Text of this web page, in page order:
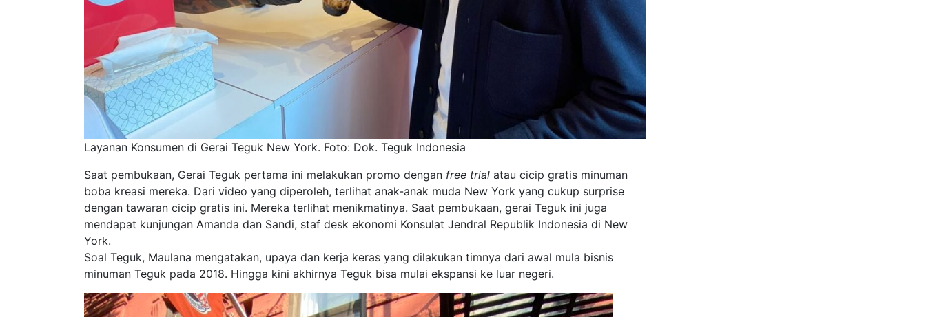
Layanan Konsumen di Gerai Teguk New York. Foto: Dok. Teguk Indonesia
Saat pembukaan, Gerai Teguk pertama ini melakukan promo dengan free trial atau cicip gratis minuman
boba kreasi mereka. Dari video yang diperoleh, terlihat anak-anak muda New York yang cukup surprise
dengan tawaran cicip gratis ini. Mereka terlihat menikmatinya. Saat pembukaan, gerai Teguk ini juga
mendapat kunjungan Amanda dan Sandi, staf desk ekonomi Konsulat Jendral Republik Indonesia di New
York.
Soal Teguk, Maulana mengatakan, upaya dan kerja keras yang dilakukan timnya dari awal mula bisnis
minuman Teguk pada 2018. Hingga kini akhirnya Teguk bisa mulai ekspansi ke luar negeri.